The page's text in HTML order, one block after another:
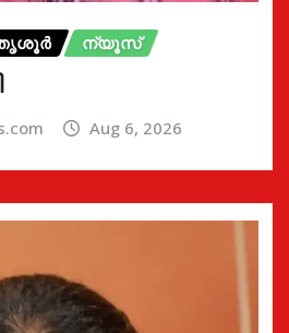
ന്യൂസ്
Aug 6, 2026